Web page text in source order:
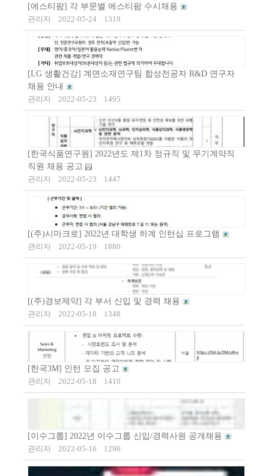
[에스티팜] 각 부문별 에스티팜 수시채용
관리자
2022-05-24 1319
[LG 생활건강] 계면소재연구팀 합성전공자 R&D 연구자
채용 안내
관리자
2022-05-23 1495
[한국식품연구원] 2022년도 제1차 정규직 및 무기계약직
직원 채용 공고
관리자
2022-05-23 1447
[(주)시마크로] 2022년 대학생 하계 인턴십 프로그램
관리자
2022-05-19 1880
[(주)경보제약] 각 부서 신입 및 경력 채용
관리자
2022-05-18 1348
[한국3M] 인턴 모집 공고
관리자
2022-05-18 1410
[이수그룹] 2022년 이수그룹 신입/경력사원 공개채용
관리자
2022-05-16 1296